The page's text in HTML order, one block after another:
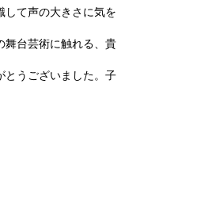
て声の大きさに気を
舞台芸術に触れる、貴
とうございました。子